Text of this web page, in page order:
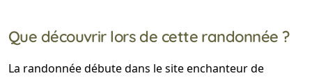
Que découvrir lors de cette randonnée ?
La randonnée débute dans le site enchanteur de